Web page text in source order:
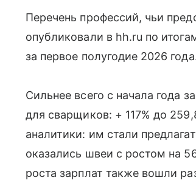
Перечень профессий, чьи
опубликовали в hh.ru по
за первое полугодие 2026
Сильнее всего с начала года
для сварщиков: + 117% до
аналитики: им стали
оказались швеи с ростом на
роста зарплат также вошли